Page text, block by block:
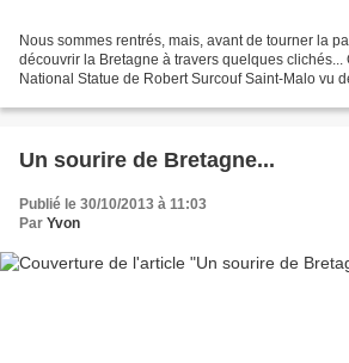
Nous sommes rentrés, mais, avant de tourner la
découvrir la Bretagne à travers quelques clichés...
National Statue de Robert Surcouf Saint-Malo vu
Un sourire de Bretagne...
Publié le 30/10/2013 à 11:03
Par Yvon